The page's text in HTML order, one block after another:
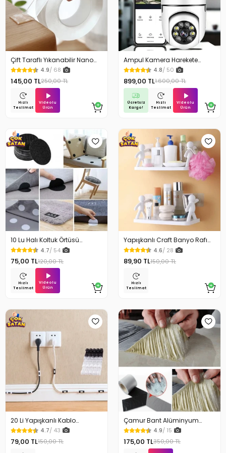
Çift Taraflı Yıkanabilir Nano
Teknoloji Bant 3 mt
4.9/ 68
145,00 TL250,00 TL
Hızlı
Teslimat
Videolu
Ürün
Ampul Kamera Harekete
Duyarlı Gece Görüşlü
4.8/ 50
899,00 TL1.600,00 TL
Ücretsiz
Kargo!
Hızlı
Teslimat
Videolu
Ürün
10 Lu Halı Koltuk Örtüsü
Kaydırmaz Cırtlı Pad
4.7/ 54
75,00 TL120,00 TL
Hızlı
Teslimat
Videolu
Ürün
Yapışkanlı Craft Banyo Rafı
Organizer 1 Adet
4.6/ 28
89,90 TL150,00 TL
Hızlı
Teslimat
20 Li Yapışkanlı Kablo
Sabitleyici Şeffaf Klips
4.7/ 43
79,00 TL150,00 TL
Çamur Bant Alüminyum
İzolasyon Tamir Bandı 5 Mt
4.9/ 15
175,00 TL350,00 TL